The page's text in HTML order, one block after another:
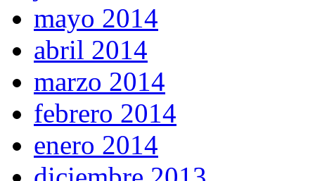
mayo 2014
abril 2014
marzo 2014
febrero 2014
enero 2014